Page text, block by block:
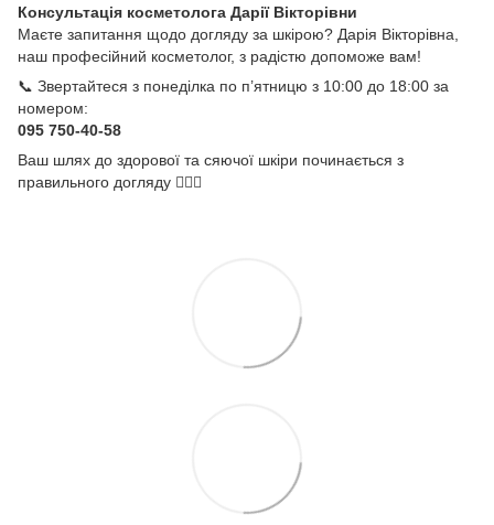
Консультація косметолога Дарії Вікторівни
Маєте запитання щодо догляду за шкірою? Дарія Вікторівна,
наш професійний косметолог, з радістю допоможе вам!
📞 Звертайтеся з понеділка по п’ятницю з 10:00 до 18:00 за
номером:
095 750-40-58
Ваш шлях до здорової та сяючої шкіри починається з
правильного догляду 💆‍♀️✨